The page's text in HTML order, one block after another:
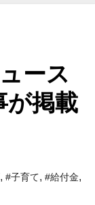
ース
が掲載
, #子育て, #給付金,